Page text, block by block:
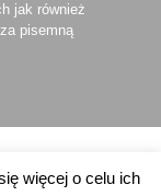
jak również
pisemną
więcej o celu ich